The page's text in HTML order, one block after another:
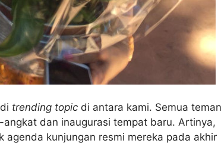
trending topic di antara kami. Semua teman
dan inaugurasi tempat baru. Artinya,
kunjungan resmi mereka pada akhir